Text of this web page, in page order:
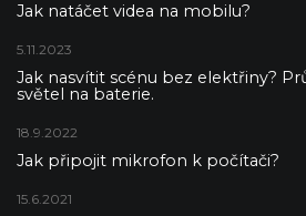
Jak natáčet videa na mobilu?
5.11.2023
Jak nasvítit scénu bez elektřiny?
světel na baterie.
18.9.2022
Jak připojit mikrofon k počítači?
15.6.2021